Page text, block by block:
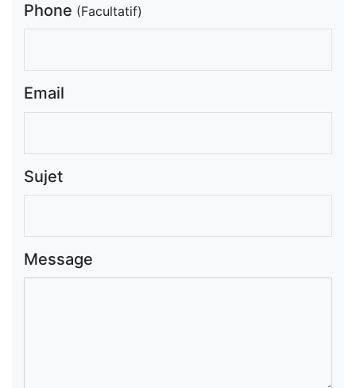
Phone (Facultatif)
Email
Sujet
Message